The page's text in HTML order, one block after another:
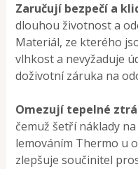
Zaručují bezpečí a
dlouhou životnost a
Materiál, ze kterého
vlhkost a nevyžaduje
doživotní záruka na
Omezují tepelné
čemuž šetří náklady
lemováním Thermo u
zlepšuje součinitel